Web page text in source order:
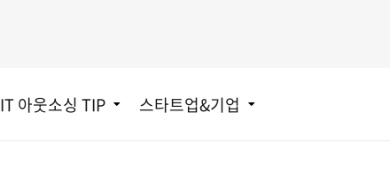
IT 아웃소싱 TIP 스타트업&기업